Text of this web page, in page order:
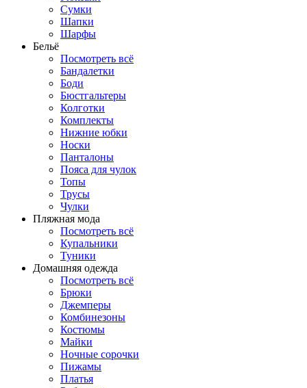
Сумки
Шапки
Шарфы
Бельё
Посмотреть всё
Бандалетки
Боди
Бюстгальтеры
Колготки
Комплекты
Нижние юбки
Носки
Панталоны
Поясa для чулок
Топы
Трусы
Чулки
Пляжная мода
Посмотреть всё
Купальники
Туники
Домашняя одежда
Посмотреть всё
Брюки
Джемперы
Комбинезоны
Костюмы
Майки
Ночные сорочки
Пижамы
Платья